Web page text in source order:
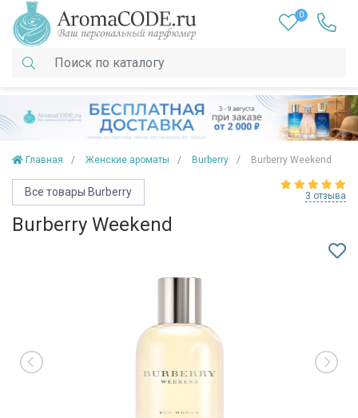
0
Главная Женские ароматы Burberry Burberry Weekend
Все товары Burberry 3 отзыва
Burberry Weekend